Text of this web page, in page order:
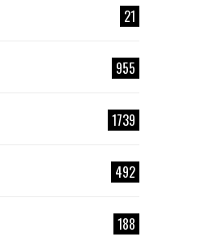
21
955
1739
492
188